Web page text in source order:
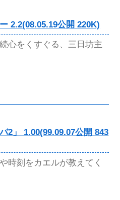
2.2(08.05.19公開 220K)
心をくすぐる、三日坊主
2」 1.00(99.09.07公開 843
時刻をカエルが教えてく